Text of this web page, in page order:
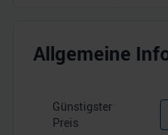
Allgemeine
Günstigster
Preis